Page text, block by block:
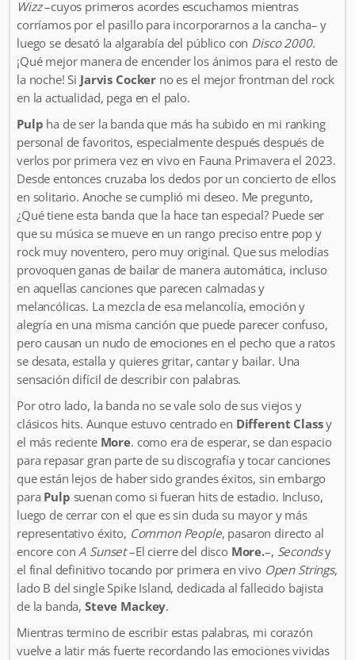
Wizz–cuyos primeros acordes escuchamos mientras
corríamos por el pasillo para incorporarnos a la cancha– y
luego se desató la algarabía del público con Disco 2000.
¡Qué mejor manera de encender los ánimos para el resto de
la noche! Si Jarvis Cocker no es el mejor frontman del rock
en la actualidad, pega en el palo.
Pulp ha de ser la banda que más ha subido en mi ranking
personal de favoritos, especialmente después después de
verlos por primera vez en vivo en Fauna Primavera el 2023.
Desde entonces cruzaba los dedos por un concierto de ellos
en solitario. Anoche se cumplió mi deseo. Me pregunto,
¿Qué tiene esta banda que la hace tan especial? Puede ser
que su música se mueve en un rango preciso entre pop y
rock muy noventero, pero muy original. Que sus melodías
provoquen ganas de bailar de manera automática, incluso
en aquellas canciones que parecen calmadas y
melancólicas. La mezcla de esa melancolía, emoción y
alegría en una misma canción que puede parecer confuso,
pero causan un nudo de emociones en el pecho que a ratos
se desata, estalla y quieres gritar, cantar y bailar. Una
sensación difícil de describir con palabras.
Por otro lado, la banda no se vale solo de sus viejos y
clásicos hits. Aunque estuvo centrado en Different Classy
el más reciente More. como era de esperar, se dan espacio
para repasar gran parte de su discografía y tocar canciones
que están lejos de haber sido grandes éxitos, sin embargo
para Pulp suenan como si fueran hits de estadio. Incluso,
luego de cerrar con el que es sin duda su mayor y más
representativo éxito, Common People, pasaron directo al
encore conA Sunset–El cierre del disco More.–, Secondsy
el final definitivo tocando por primera en vivo Open Strings,
lado B del single Spike Island, dedicada al fallecido bajista
de la banda,Steve Mackey.
Mientras termino de escribir estas palabras, mi corazón
vuelve a latir más fuerte recordando las emociones vividas